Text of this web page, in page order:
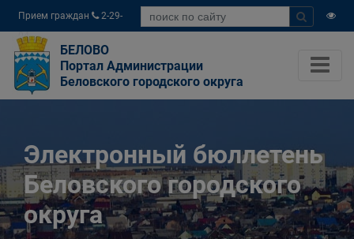
Прием граждан
2-29-
04
БЕЛОВО
Портал Администрации
Беловского городского округа
Электронный бюллетень
Беловского городского
округа